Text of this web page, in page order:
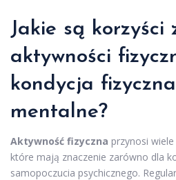
Jakie są korzyści
aktywności
kondycja fizyczna
mentalne?
Aktywność fizyczna przynosi
które mają znaczenie zarówno dla
samopoczucia psychicznego.